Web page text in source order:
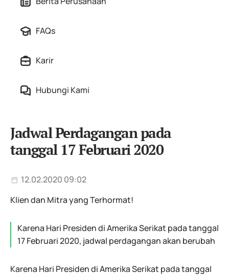
FAQs
Karir
Hubungi Kami
Jadwal Perdagangan pada
tanggal 17 Februari 2020
12.02.2020 09:02
Klien dan Mitra yang Terhormat!
Karena Hari Presiden di Amerika Serikat pada tanggal
17 Februari 2020, jadwal perdagangan akan berubah
Karena Hari Presiden di Amerika Serikat pada tanggal